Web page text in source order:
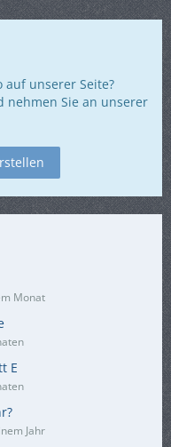
auf unserer Seite?
nehmen Sie an unserer
Monat
E
Jahr